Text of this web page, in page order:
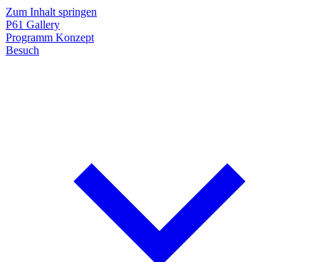
Zum Inhalt springen
P61 Gallery
Programm Konzept
Besuch